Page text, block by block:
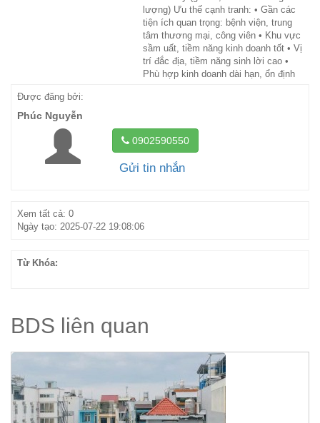
lượng) Ưu thế cạnh tranh: • Gần các
tiện ích quan trọng: bệnh viện, trung
tâm thương mại, công viên • Khu vực
sầm uất, tiềm năng kinh doanh tốt • Vị
trí đắc địa, tiềm năng sinh lời cao •
Phù hợp kinh doanh dài hạn, ổn định
Được đăng bởi:
Phúc Nguyễn
0902590550
Gửi tin nhắn
Xem tất cả: 0
Ngày tạo: 2025-07-22 19:08:06
Từ Khóa:
BDS liên quan